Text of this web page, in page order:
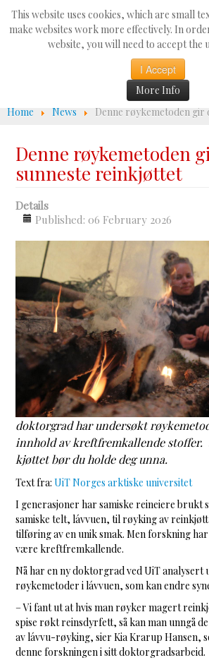
This website uses cookies, which are small
make websites work more effectively. In
website, you will need to accept the
I Accept
More Info
...
Home News Denne røykemetoden gir
Denne røykemetoden
sunneste reinkjøttet
Details
Published: 06 February 2026
doktorgrad har undersøkt
innhold av kreftfremkallende stoffer.
kjøttet bør du holde deg unna.
Text fra:UiT Norges arktiske universitet
I generasjoner har samiske reineiere brukt
samiske telt, lávvuen, til røyking av
tilføring av en unik smak. Men forskning
være kreftfremkallende.
Nå har en ny doktorgrad ved UiT analysert
røykemetoder i lávvuen, som kan endre
– Vi fant ut at hvis man røyker magert
spise røkt reinsdyrfett, så kan man unngå
av lávvu-røyking, sier Kia Krarup Hansen,
denne forskningen i sitt doktorgradsarbeid.